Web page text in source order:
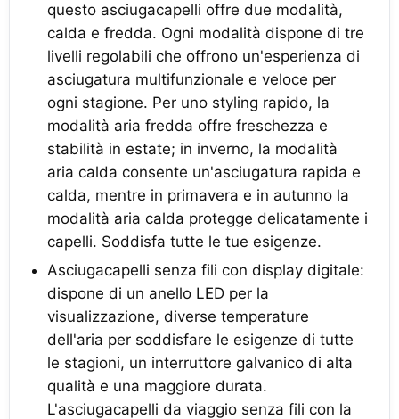
questo asciugacapelli offre due modalità,
calda e fredda. Ogni modalità dispone di tre
livelli regolabili che offrono un'esperienza di
asciugatura multifunzionale e veloce per
ogni stagione. Per uno styling rapido, la
modalità aria fredda offre freschezza e
stabilità in estate; in inverno, la modalità
aria calda consente un'asciugatura rapida e
calda, mentre in primavera e in autunno la
modalità aria calda protegge delicatamente i
capelli. Soddisfa tutte le tue esigenze.
Asciugacapelli senza fili con display digitale:
dispone di un anello LED per la
visualizzazione, diverse temperature
dell'aria per soddisfare le esigenze di tutte
le stagioni, un interruttore galvanico di alta
qualità e una maggiore durata.
L'asciugacapelli da viaggio senza fili con la